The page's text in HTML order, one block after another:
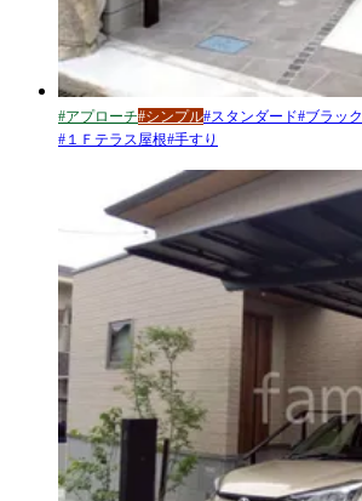
#アプローチ#シンプル#スタンダード#ブラック
# １Ｆテラス屋根#手すり